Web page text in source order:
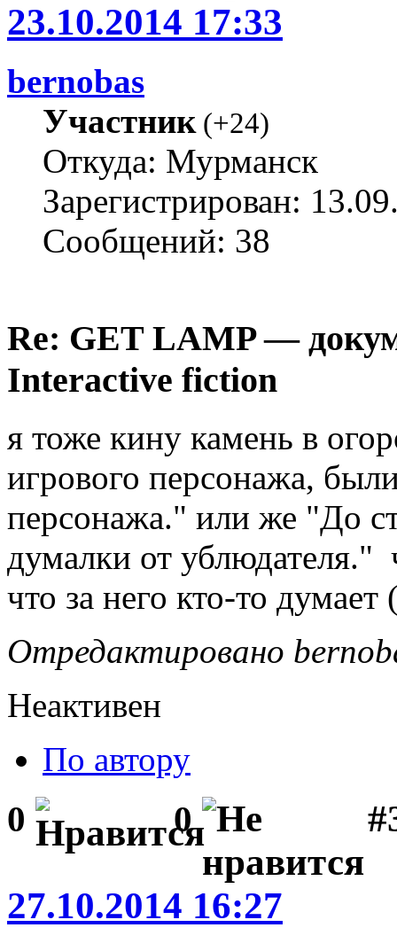
23.10.2014 17:33
bernobas
Участник(+24)
Откуда: Мурманск
Зарегистрирован:
Сообщений: 38
Re: GET LAMP —
Interactive fiction
я тоже кину камень в
игрового персонажа,
персонажа." или же "До
думалки от ублюдателя."
что за него кто-то думает
Отредактировано
Неактивен
По автору
0 0
27.10.2014 16:27